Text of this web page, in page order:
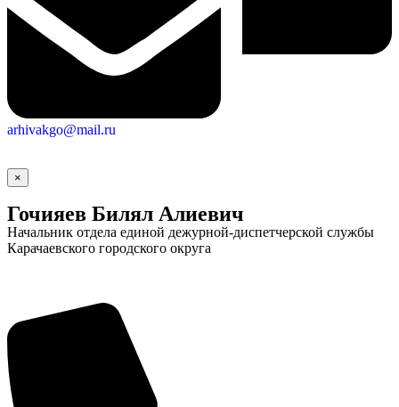
arhivakgo@mail.ru
×
Гочияев Билял Алиевич
Начальник отдела единой дежурной-диспетчерской службы
Карачаевского городского округа